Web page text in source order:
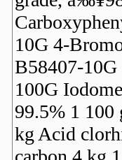
10G 4-
B58407-10G
100G
99.5% 1 100
kg Acid